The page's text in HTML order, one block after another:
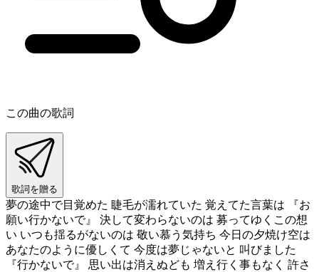
この曲の歌詞
歌詞を贈る
夢の途中で目覚めた 睫毛が濡れていた 覚えてた言葉は 『お
願い行かないで』 決して変わらないのは 募ってゆくこの想
い いつも揺るがないのは 敬い慕う気持ち 今日の夕焼け空は
あなたのように優しくて 今度は夢じゃないと 叫びました
『行かないで』 思い出は消えぬども 増え行く事もなく 許さ